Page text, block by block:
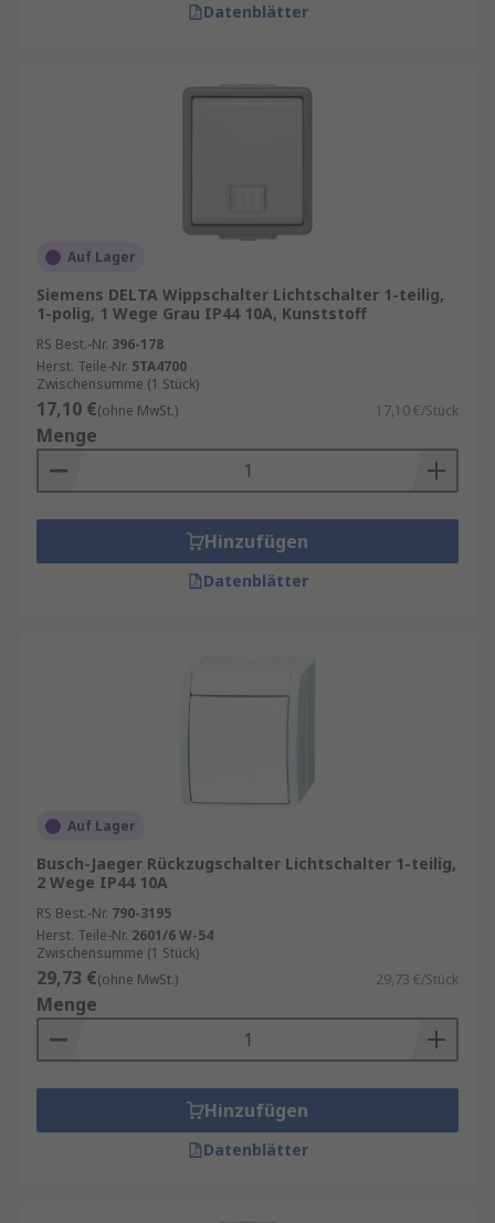
Datenblätter
Auf Lager
Siemens DELTA Wippschalter Lichtschalter 1-teilig,
1-polig, 1 Wege Grau IP44 10A, Kunststoff
RS Best.-Nr. 396-178
Herst. Teile-Nr. 5TA4700
Zwischensumme (1 Stück)
17,10 €(ohne MwSt.) 17,10 €/Stück
Menge
Hinzufügen
Datenblätter
Auf Lager
Busch-Jaeger Rückzugschalter Lichtschalter 1-teilig,
2 Wege IP44 10A
RS Best.-Nr. 790-3195
Herst. Teile-Nr. 2601/6 W-54
Zwischensumme (1 Stück)
29,73 €(ohne MwSt.) 29,73 €/Stück
Menge
Hinzufügen
Datenblätter